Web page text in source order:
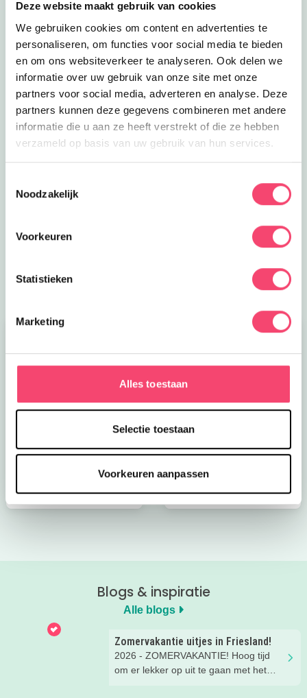
Deze website maakt gebruik van cookies
We gebruiken cookies om content en advertenties te
personaliseren, om functies voor social media te bieden
en om ons websiteverkeer te analyseren. Ook delen we
informatie over uw gebruik van onze site met onze
partners voor social media, adverteren en analyse. Deze
partners kunnen deze gegevens combineren met andere
informatie die u aan ze heeft verstrekt of die ze hebben
verzameld op basis van uw gebruik van hun services.
Noodzakelijk
Voorkeuren
Statistieken
Marketing
Alles toestaan
Selectie toestaan
Voorkeuren aanpassen
Ik heb zin in de zomer man
Ontdek de leukste gezinsuitjes in Friesland, toffe
verkoelende speeltuinen, hippe kidsproof terrassen en
nog veel meer leuke tips voor de zomervakantie!
Kroon op de taart bij
zomerboeken voor
kinderen!
Blogs & inspiratie
Alle blogs
Zomervakantie uitjes in Friesland!
2026 - ZOMERVAKANTIE! Hoog tijd
om er lekker op uit te gaan met het